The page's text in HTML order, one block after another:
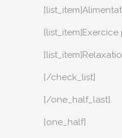
[/check_list]
[/one_half_last]
[one_half]